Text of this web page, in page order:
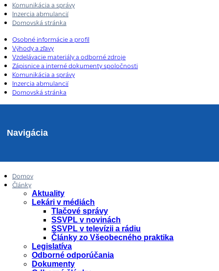
Komunikácia a správy
Inzercia abmulancií
Domovská stránka
Osobné informácie a profil
Výhody a zľavy
Vzdelávacie materiály a odborné zdroje
Zápisnice a interné dokumenty spoločnosti
Komunikácia a správy
Inzercia abmulancií
Domovská stránka
Navigácia
Domov
Články
Aktuality
Lekári v médiách
Tlačové správy
SSVPL v novinách
SSVPL v televízii a rádiu
Články zo Všeobecného praktika
Legislatíva
Odborné odporúčania
Dokumenty